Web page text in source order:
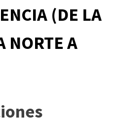
(DE LA
NORTE A